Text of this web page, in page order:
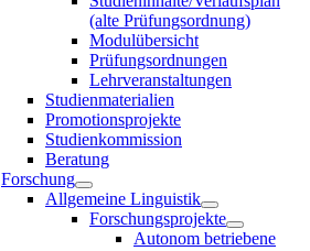
(alte Prüfungsordnung)
Modulübersicht
Prüfungsordnungen
Lehrveranstaltungen
Studienmaterialien
Promotionsprojekte
Studienkommission
Beratung
Forschung
Allgemeine Linguistik
Forschungsprojekte
Autonom betriebene